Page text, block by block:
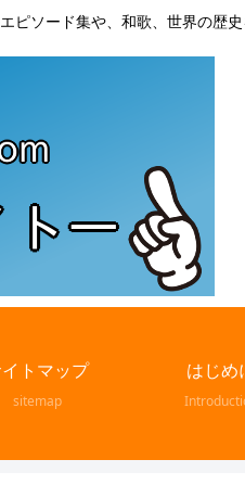
ソード集や、和歌、世界の歴史
トマップ
sitemap
はじめ